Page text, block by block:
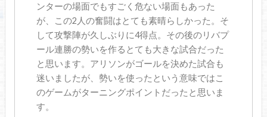
ンターの場面でもすごく危ない場面もあった
が、この2人の奮闘はとても素晴らしかった。そ
して攻撃陣が久しぶりに4得点。その後のリバプ
ール連勝の勢いを作るとても大きな試合だった
と思います。アリソンがゴールを決めた試合も
迷いましたが、勢いを使ったという意味ではこ
のゲームがターニングポイントだったと思いま
す。